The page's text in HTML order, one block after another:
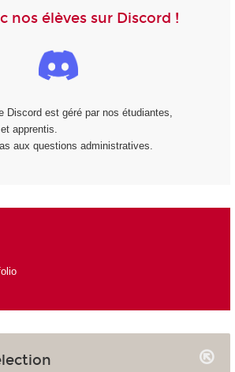
nos élèves sur Discord !
Discord est géré par nos étudiantes,
apprentis.
aux questions administratives.